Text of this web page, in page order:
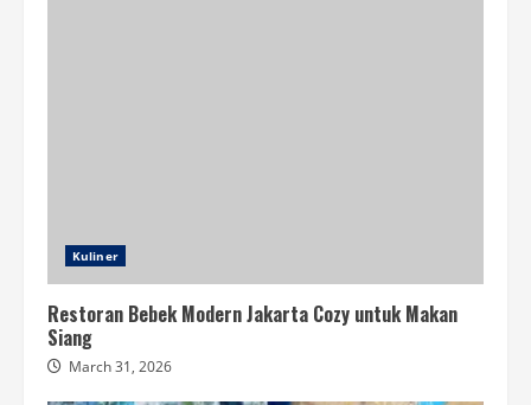
Kuliner
Restoran Bebek Modern Jakarta Cozy untuk Makan
Siang
March 31, 2026